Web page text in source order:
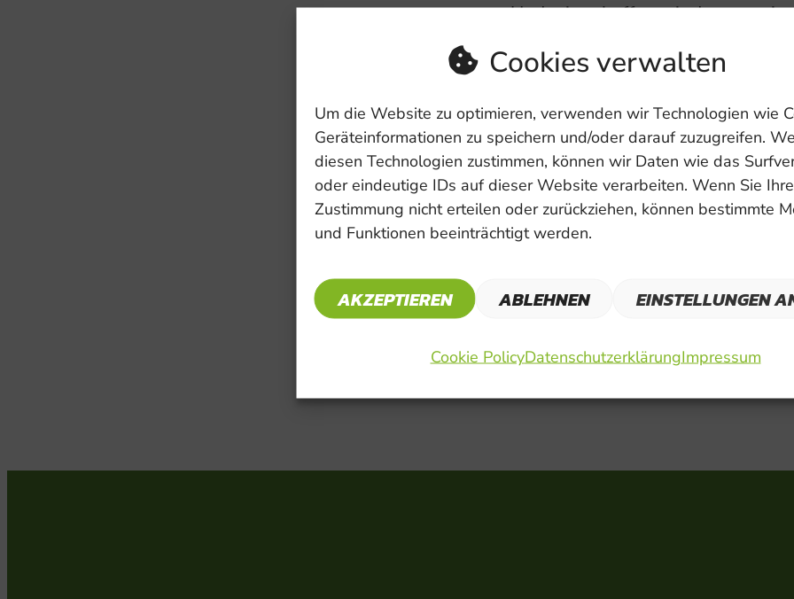
Cookies verwalten
Um die Website zu optimieren, verwenden wir Technologien wie
Geräteinformationen zu speichern und/oder darauf zuzugreifen.
diesen Technologien zustimmen, können wir Daten wie das
oder eindeutige IDs auf dieser Website verarbeiten. Wenn Sie Ihre
Zustimmung nicht erteilen oder zurückziehen, können bestimmte
und Funktionen beeinträchtigt werden.
AKZEPTIEREN ABLEHNEN EINSTELLUNGEN
Cookie PolicyDatenschutzerklärungImpressum
Und wie schaffen wir das
Gemeinsam mit dir/Ihnen wollen wir
deshalb herzlich zu Gespräch und
2022 um 19:00 Uhr in den Kostraum
frei. FFP2-Maske wird empfohlen.
Diskussion besteht bei Getränken
zum Austausch.
Wir freuen uns auf eurer/Ihr Kommen
Die Further Grünen